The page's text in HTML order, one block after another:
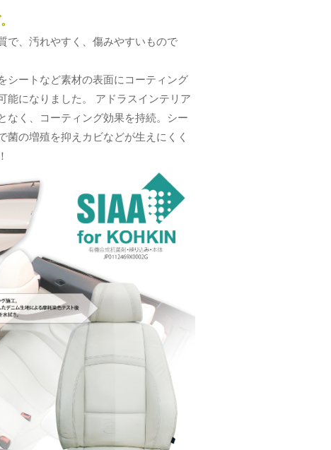
で、汚れやすく、傷みやすいもので
シートなど素材の表面にコーティング
能になりました。 アドラスインテリア
なく、コーティング効果を持続。シー
菌の増殖を抑えカビなどが生えにくく